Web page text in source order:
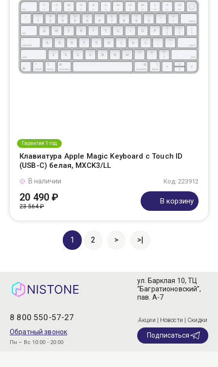
Гарантия 1 год
Клавиатура Apple Magic Keyboard с Touch ID
(USB-C) белая, MXCK3/LL
Код: 223912
В наличии
20 490 ₽
23 564 ₽
В корзину
1 2 > >|
8 800 550-57-27
Обратный звонок
Пн – Вс 10:00 - 20:00
ул. Барклая 10, ТЦ
“Багратионовский”,
пав. А-7
Акции | Новости | Скидки
Подписаться